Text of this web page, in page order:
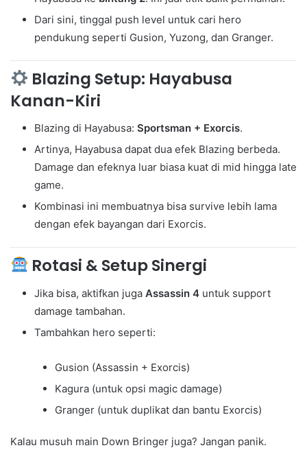
Dari sini, tinggal push level untuk cari hero
pendukung seperti Gusion, Yuzong, dan Granger.
Blazing Setup: Hayabusa
Kanan-Kiri
Blazing di Hayabusa: Sportsman + Exorcis.
Artinya, Hayabusa dapat dua efek Blazing berbeda.
Damage dan efeknya luar biasa kuat di mid hingga late
game.
Kombinasi ini membuatnya bisa survive lebih lama
dengan efek bayangan dari Exorcis.
Rotasi & Setup Sinergi
Jika bisa, aktifkan juga Assassin 4 untuk support
damage tambahan.
Tambahkan hero seperti:
Gusion (Assassin + Exorcis)
Kagura (untuk opsi magic damage)
Granger (untuk duplikat dan bantu Exorcis)
Kalau musuh main Down Bringer juga? Jangan panik.